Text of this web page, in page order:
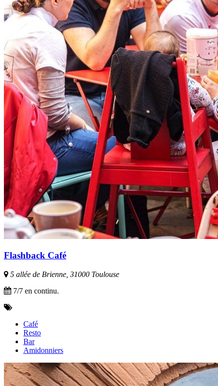
Flashback Café
5 allée de Brienne, 31000 Toulouse
7/7 en continu.
Café
Resto
Bar
Amidonniers